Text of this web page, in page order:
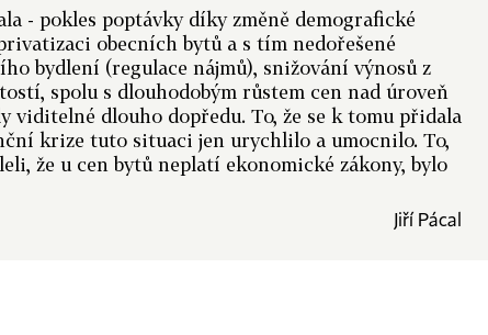
- pokles poptávky díky změně demografické
obecních bytů a s tím nedořešené
bydlení (regulace nájmů), snižování výnosů z
spolu s dlouhodobým růstem cen nad úroveň
viditelné dlouho dopředu. To, že se k tomu přidala
krize tuto situaci jen urychlilo a umocnilo. To,
že u cen bytů neplatí ekonomické zákony, bylo
Jiří Pácal